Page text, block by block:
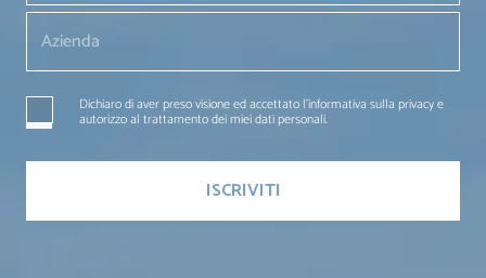
Dichiaro di aver preso visione ed accettato l'informativa sulla privacy e
autorizzo al trattamento dei miei dati personali.